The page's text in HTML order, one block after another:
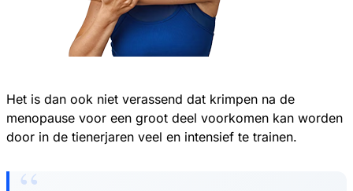
Het is dan ook niet verassend dat krimpen na de
menopause voor een groot deel voorkomen kan worden
door in de tienerjaren veel en intensief te trainen.